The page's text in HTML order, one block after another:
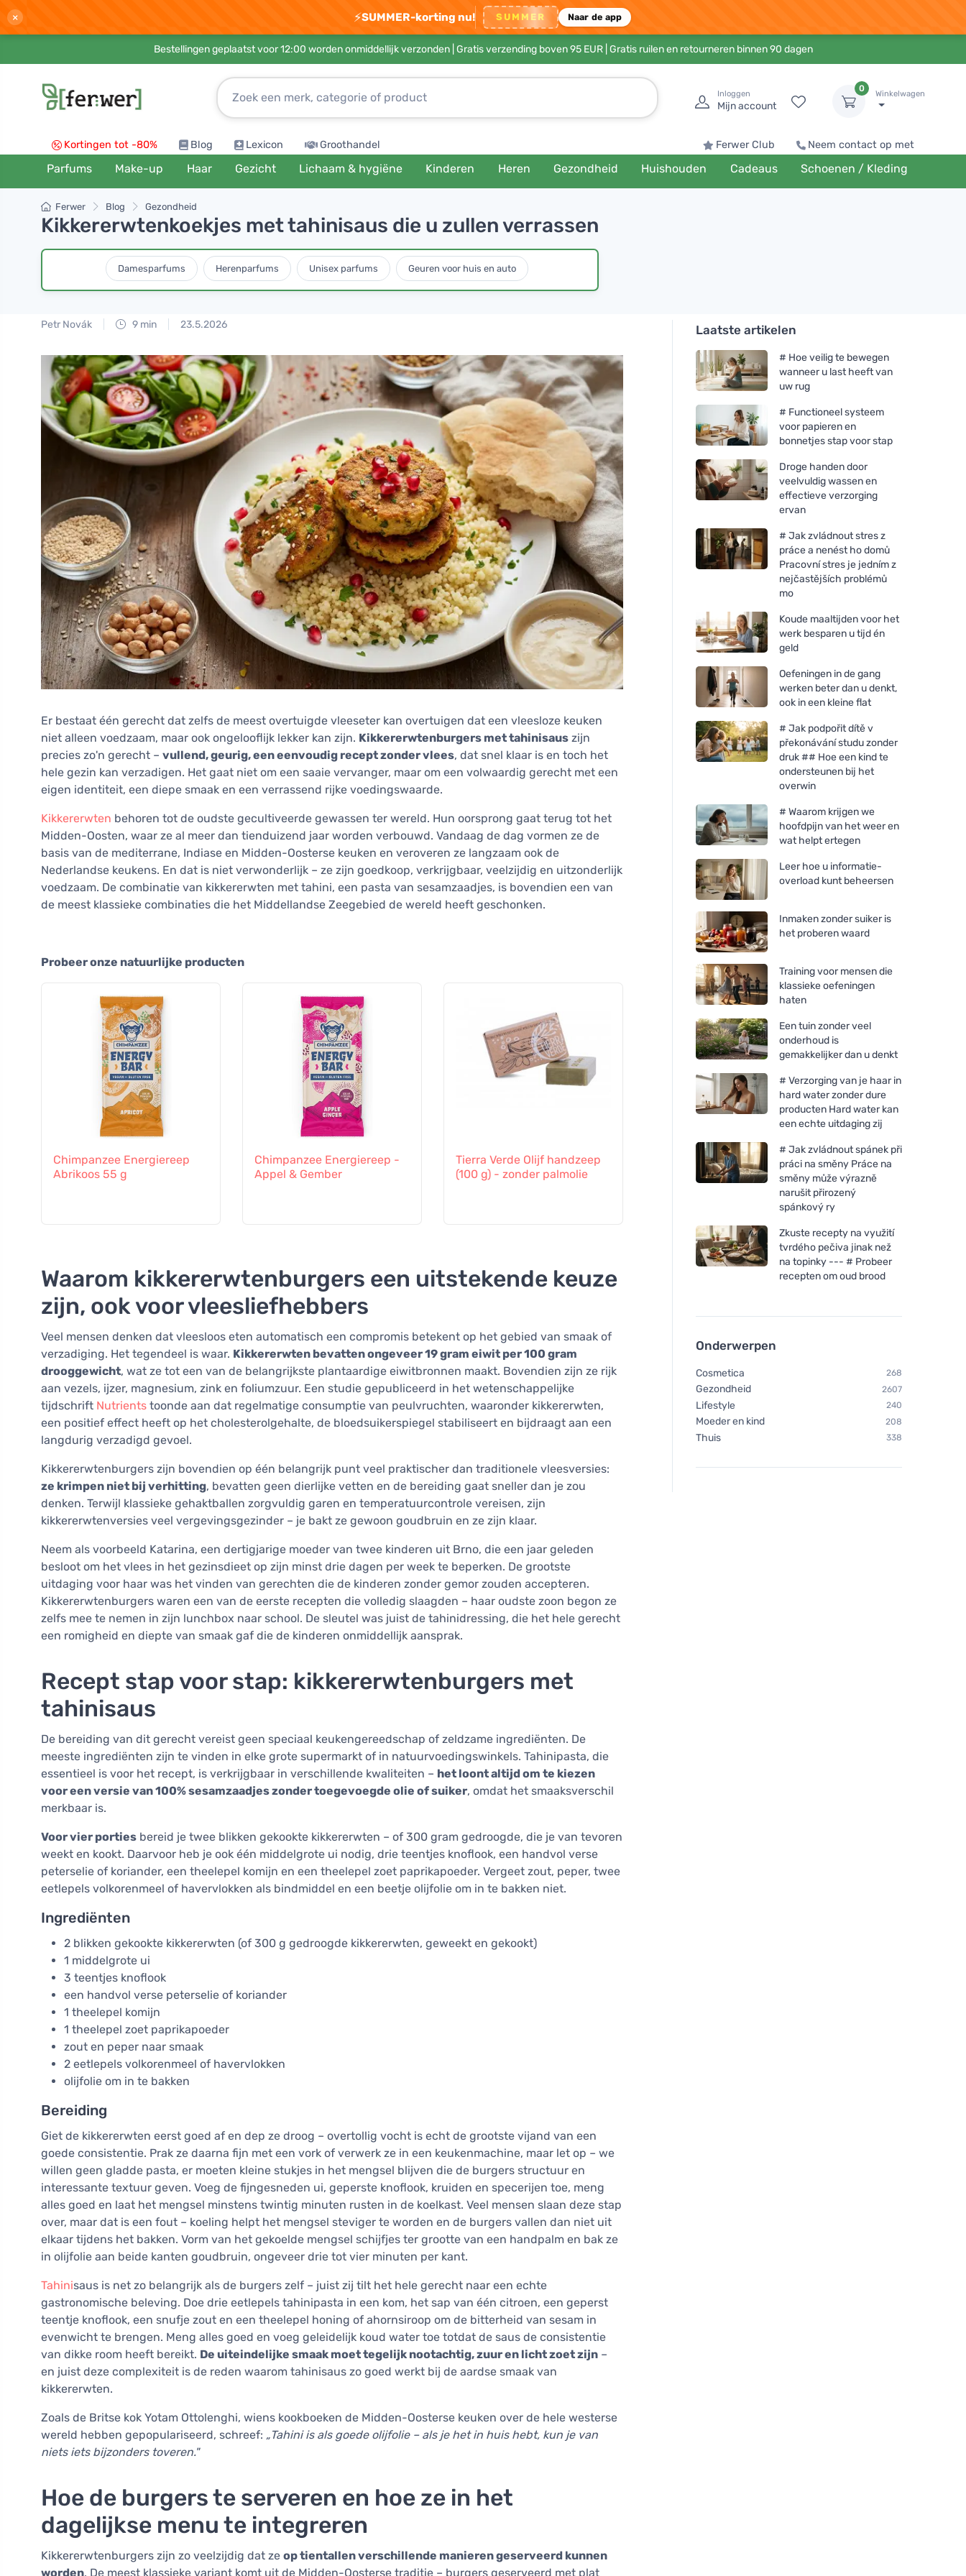
× ⚡SUMMER-korting nu! SUMMER Naar de app
Bestellingen geplaatst voor 12:00 worden onmiddellijk verzonden | Gratis verzending boven 95 EUR| Gratis ruilen en retourneren binnen 90 dagen
Inloggen
Mijn account
0
Winkelwagen
Kortingen tot -80% Blog Lexicon Groothandel Ferwer Club Neem contact op met
Parfums Make-up Haar Gezicht Lichaam & hygiëne Kinderen Heren Gezondheid Huishouden Cadeaus Schoenen / Kleding
Ferwer Blog Gezondheid
Kikkererwtenkoekjes met tahinisaus die u zullen verrassen
Damesparfums Herenparfums Unisex parfums Geuren voor huis en auto
Petr Novák 9 min 23.5.2026
Er bestaat één gerecht dat zelfs de meest overtuigde vleeseter kan overtuigen dat een vleesloze keuken
niet alleen voedzaam, maar ook ongelooflijk lekker kan zijn. Kikkererwtenburgers met tahinisaus zijn
precies zo'n gerecht – vullend, geurig, een eenvoudig recept zonder vlees, dat snel klaar is en toch het
hele gezin kan verzadigen. Het gaat niet om een saaie vervanger, maar om een volwaardig gerecht met een
eigen identiteit, een diepe smaak en een verrassend rijke voedingswaarde.
Kikkererwten behoren tot de oudste gecultiveerde gewassen ter wereld. Hun oorsprong gaat terug tot het
Midden-Oosten, waar ze al meer dan tienduizend jaar worden verbouwd. Vandaag de dag vormen ze de
basis van de mediterrane, Indiase en Midden-Oosterse keuken en veroveren ze langzaam ook de
Nederlandse keukens. En dat is niet verwonderlijk – ze zijn goedkoop, verkrijgbaar, veelzijdig en uitzonderlijk
voedzaam. De combinatie van kikkererwten met tahini, een pasta van sesamzaadjes, is bovendien een van
de meest klassieke combinaties die het Middellandse Zeegebied de wereld heeft geschonken.
Probeer onze natuurlijke producten
Chimpanzee Energiereep
Abrikoos 55 g
Chimpanzee Energiereep -
Appel & Gember
Tierra Verde Olijf handzeep
(100 g) - zonder palmolie
Bombus Raw Protein Salty
Caramel 50g
Bombus RAW
fruitreep mango en
Waarom kikkererwtenburgers een uitstekende keuze
zijn, ook voor vleesliefhebbers
Veel mensen denken dat vleesloos eten automatisch een compromis betekent op het gebied van smaak of
verzadiging. Het tegendeel is waar. Kikkererwten bevatten ongeveer 19 gram eiwit per 100 gram
drooggewicht, wat ze tot een van de belangrijkste plantaardige eiwitbronnen maakt. Bovendien zijn ze rijk
aan vezels, ijzer, magnesium, zink en foliumzuur. Een studie gepubliceerd in het wetenschappelijke
tijdschrift Nutrients toonde aan dat regelmatige consumptie van peulvruchten, waaronder kikkererwten,
een positief effect heeft op het cholesterolgehalte, de bloedsuikerspiegel stabiliseert en bijdraagt aan een
langdurig verzadigd gevoel.
Kikkererwtenburgers zijn bovendien op één belangrijk punt veel praktischer dan traditionele vleesversies:
ze krimpen niet bij verhitting, bevatten geen dierlijke vetten en de bereiding gaat sneller dan je zou
denken. Terwijl klassieke gehaktballen zorgvuldig garen en temperatuurcontrole vereisen, zijn
kikkererwtenversies veel vergevingsgezinder – je bakt ze gewoon goudbruin en ze zijn klaar.
Neem als voorbeeld Katarina, een dertigjarige moeder van twee kinderen uit Brno, die een jaar geleden
besloot om het vlees in het gezinsdieet op zijn minst drie dagen per week te beperken. De grootste
uitdaging voor haar was het vinden van gerechten die de kinderen zonder gemor zouden accepteren.
Kikkererwtenburgers waren een van de eerste recepten die volledig slaagden – haar oudste zoon begon ze
zelfs mee te nemen in zijn lunchbox naar school. De sleutel was juist de tahinidressing, die het hele gerecht
een romigheid en diepte van smaak gaf die de kinderen onmiddellijk aansprak.
Recept stap voor stap: kikkererwtenburgers met
tahinisaus
De bereiding van dit gerecht vereist geen speciaal keukengereedschap of zeldzame ingrediënten. De
meeste ingrediënten zijn te vinden in elke grote supermarkt of in natuurvoedingswinkels. Tahinipasta, die
essentieel is voor het recept, is verkrijgbaar in verschillende kwaliteiten – het loont altijd om te kiezen
voor een versie van 100% sesamzaadjes zonder toegevoegde olie of suiker, omdat het smaaksverschil
merkbaar is.
Voor vier porties bereid je twee blikken gekookte kikkererwten – of 300 gram gedroogde, die je van tevoren
weekt en kookt. Daarvoor heb je ook één middelgrote ui nodig, drie teentjes knoflook, een handvol verse
peterselie of koriander, een theelepel komijn en een theelepel zoet paprikapoeder. Vergeet zout, peper, twee
eetlepels volkorenmeel of havervlokken als bindmiddel en een beetje olijfolie om in te bakken niet.
Ingrediënten
2 blikken gekookte kikkererwten (of 300 g gedroogde kikkererwten, geweekt en gekookt)
1 middelgrote ui
3 teentjes knoflook
een handvol verse peterselie of koriander
1 theelepel komijn
1 theelepel zoet paprikapoeder
zout en peper naar smaak
2 eetlepels volkorenmeel of havervlokken
olijfolie om in te bakken
Bereiding
Giet de kikkererwten eerst goed af en dep ze droog – overtollig vocht is echt de grootste vijand van een
goede consistentie. Prak ze daarna fijn met een vork of verwerk ze in een keukenmachine, maar let op – we
willen geen gladde pasta, er moeten kleine stukjes in het mengsel blijven die de burgers structuur en
interessante textuur geven. Voeg de fijngesneden ui, geperste knoflook, kruiden en specerijen toe, meng
alles goed en laat het mengsel minstens twintig minuten rusten in de koelkast. Veel mensen slaan deze stap
over, maar dat is een fout – koeling helpt het mengsel steviger te worden en de burgers vallen dan niet uit
elkaar tijdens het bakken. Vorm van het gekoelde mengsel schijfjes ter grootte van een handpalm en bak ze
in olijfolie aan beide kanten goudbruin, ongeveer drie tot vier minuten per kant.
Tahinisaus is net zo belangrijk als de burgers zelf – juist zij tilt het hele gerecht naar een echte
gastronomische beleving. Doe drie eetlepels tahinipasta in een kom, het sap van één citroen, een geperst
teentje knoflook, een snufje zout en een theelepel honing of ahornsiroop om de bitterheid van sesam in
evenwicht te brengen. Meng alles goed en voeg geleidelijk koud water toe totdat de saus de consistentie
van dikke room heeft bereikt. De uiteindelijke smaak moet tegelijk nootachtig, zuur en licht zoet zijn –
en juist deze complexiteit is de reden waarom tahinisaus zo goed werkt bij de aardse smaak van
kikkererwten.
Zoals de Britse kok Yotam Ottolenghi, wiens kookboeken de Midden-Oosterse keuken over de hele westerse
wereld hebben gepopulariseerd, schreef: „Tahini is als goede olijfolie – als je het in huis hebt, kun je van
niets iets bijzonders toveren."
Hoe de burgers te serveren en hoe ze in het
dagelijkse menu te integreren
Kikkererwtenburgers zijn zo veelzijdig dat ze op tientallen verschillende manieren geserveerd kunnen
worden. De meest klassieke variant komt uit de Midden-Oosterse traditie – burgers geserveerd met plat
Laatste artikelen
# Hoe veilig te bewegen
wanneer u last heeft van
uw rug
# Functioneel systeem
voor papieren en
bonnetjes stap voor stap
Droge handen door
veelvuldig wassen en
effectieve verzorging
ervan
# Jak zvládnout stres z
práce a nenést ho domů
Pracovní stres je jedním z
nejčastějších problémů
mo
Koude maaltijden voor het
werk besparen u tijd én
geld
Oefeningen in de gang
werken beter dan u denkt,
ook in een kleine flat
# Jak podpořit dítě v
překonávání studu zonder
druk ## Hoe een kind te
ondersteunen bij het
overwin
# Waarom krijgen we
hoofdpijn van het weer en
wat helpt ertegen
Leer hoe u informatie-
overload kunt beheersen
Inmaken zonder suiker is
het proberen waard
Training voor mensen die
klassieke oefeningen
haten
Een tuin zonder veel
onderhoud is
gemakkelijker dan u denkt
# Verzorging van je haar in
hard water zonder dure
producten Hard water kan
een echte uitdaging zij
# Jak zvládnout spánek při
práci na směny Práce na
směny může výrazně
narušit přirozený
spánkový ry
Zkuste recepty na využití
tvrdého pečiva jinak než
na topinky --- # Probeer
recepten om oud brood
Onderwerpen
Cosmetica 268
Gezondheid 2607
Lifestyle 240
Moeder en kind 208
Thuis 338